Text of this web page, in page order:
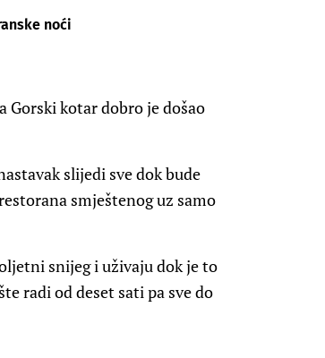
noći
Gorski kotar dobro je došao
slijedi sve dok bude
smještenog uz samo
snijeg i uživaju dok je to
radi od deset sati pa sve do